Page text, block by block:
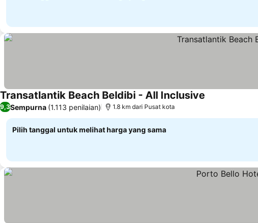
Transatlantik Beach Beldibi - All Inclusive
9,3Sempurna (1.113 penilaian) 1.8 km dari Pusat kota
Pilih tanggal untuk melihat harga yang sama